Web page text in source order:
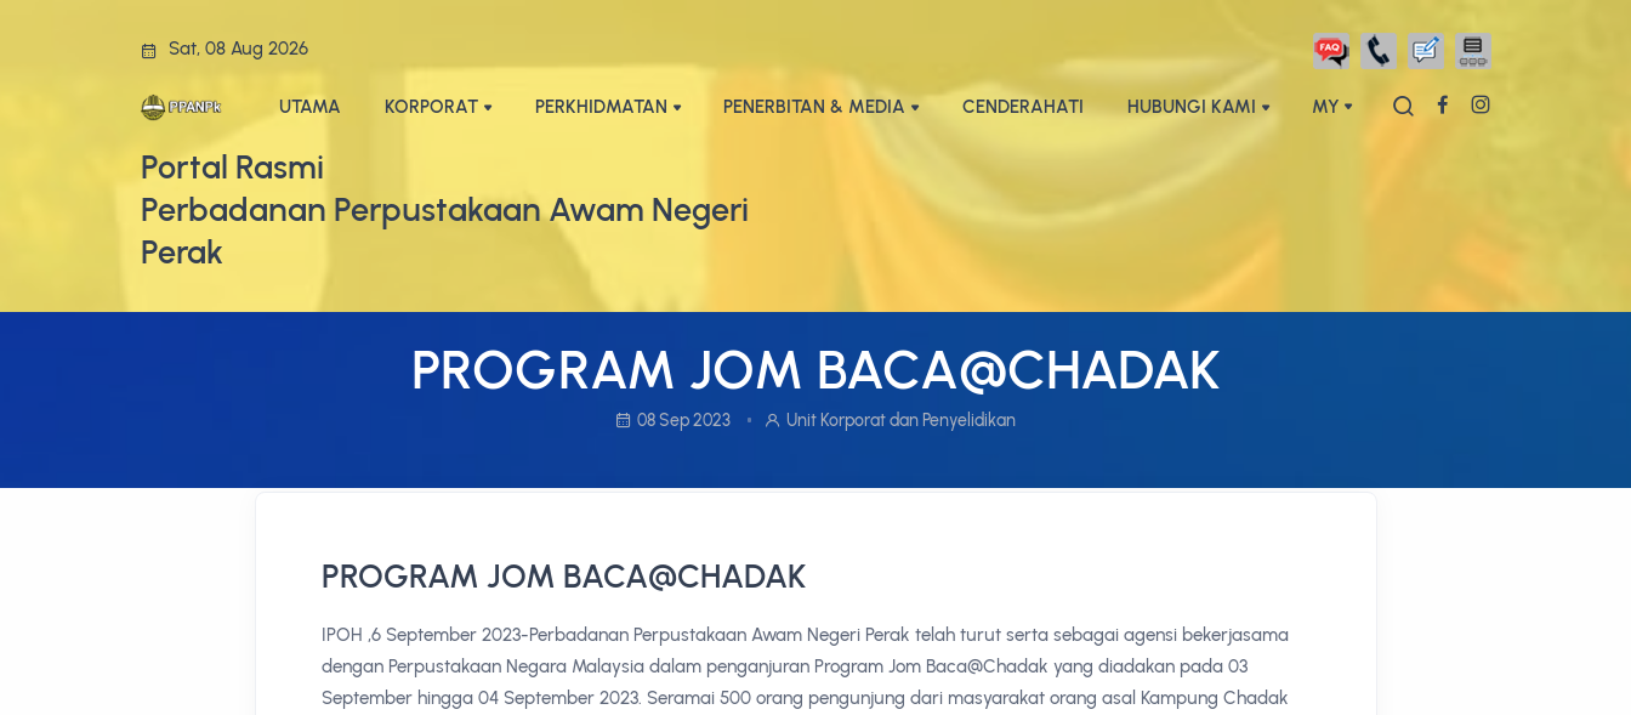
Sat, 08 Aug 2026
UTAMA KORPORAT PERKHIDMATAN PENERBITAN & MEDIA CENDERAHATI HUBUNGI KAMI MY
Portal Rasmi
Perbadanan Perpustakaan Awam Negeri
Perak
PROGRAM JOM BACA@CHADAK
08 Sep 2023 Unit Korporat dan Penyelidikan
PROGRAM JOM BACA@CHADAK
IPOH ,6 September 2023-Perbadanan Perpustakaan Awam Negeri Perak telah turut serta sebagai agensi bekerjasama
dengan Perpustakaan Negara Malaysia dalam penganjuran Program Jom Baca@Chadak yang diadakan pada 03
September hingga 04 September 2023. Seramai 500 orang pengunjung dari masyarakat orang asal Kampung Chadak